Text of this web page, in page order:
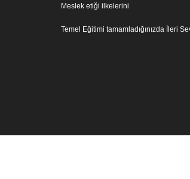
Meslek etiği ilkelerini
Temel Eğitimi tamamladığınızda İleri